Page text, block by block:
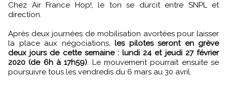
Chez Air France Hop!, le ton se durcit entre SNPL et
direction.
Après deux journées de mobilisation avortées pour laisser
la place aux négociations, les pilotes seront en grève
deux jours de cette semaine : lundi 24 et jeudi 27 février
2020 (de 6h à 17h59). Le mouvement pourrait ensuite se
poursuivre tous les vendredis du 6 mars au 30 avril.